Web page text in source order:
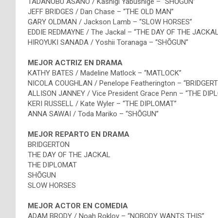
JEFF BRIDGES / Dan Chase – “THE OLD MAN”
GARY OLDMAN / Jackson Lamb – “SLOW HORSES”
EDDIE REDMAYNE / The Jackal – “THE DAY OF THE
HIROYUKI SANADA / Yoshii Toranaga – “SHŌGUN”
MEJOR ACTRIZ EN DRAMA
KATHY BATES / Madeline Matlock – “MATLOCK”
NICOLA COUGHLAN / Penelope Featherington –
ALLISON JANNEY / Vice President Grace Penn – “THE
KERI RUSSELL / Kate Wyler – “THE DIPLOMAT”
ANNA SAWAI / Toda Mariko – “SHŌGUN”
MEJOR REPARTO EN DRAMA
BRIDGERTON
THE DAY OF THE JACKAL
THE DIPLOMAT
SHŌGUN
SLOW HORSES
MEJOR ACTOR EN COMEDIA
ADAM BRODY / Noah Roklov – “NOBODY WANTS THIS”